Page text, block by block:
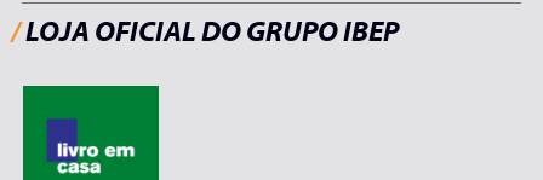
/LOJA OFICIAL DO GRUPO IBEP